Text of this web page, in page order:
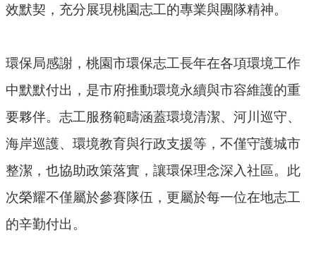
站
園
市
府
S
S
效默契，充分展現桃園志工的專業與團隊精神。
環保局感謝，桃園市環保志工長年在各項環境工作
中默默付出，是市府推動環境永續與市容維護的重
要夥伴。志工服務範疇涵蓋環境清潔、河川巡守、
海岸巡護、環境教育與行政支援等，不僅守護城市
整潔，也協助政策落實，讓環保理念深入社區。此
次榮耀不僅屬於參賽隊伍，更屬於每一位在地志工
的辛勤付出。